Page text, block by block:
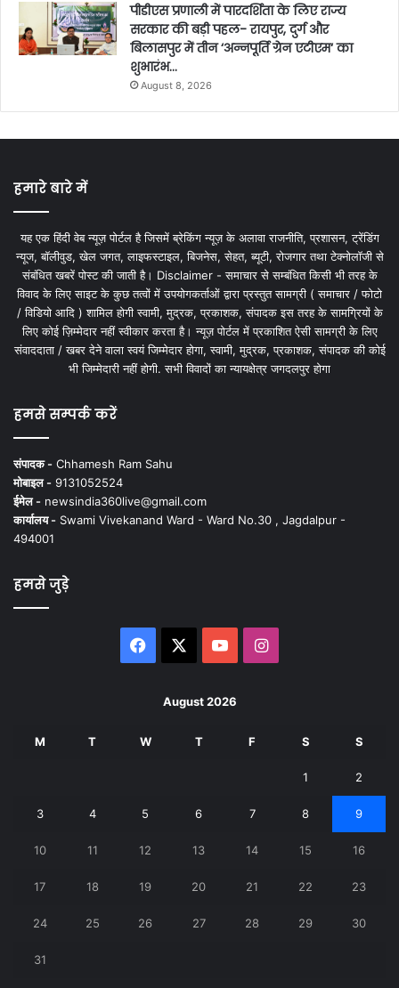
पीडीएस प्रणाली में पारदर्शिता के लिए राज्य
सरकार की बड़ी पहल- रायपुर, दुर्ग और
बिलासपुर में तीन ‘अन्नपूर्ति ग्रेन एटीएम‘ का
शुभारंभ…
August 8, 2026
हमारे बारे में
यह एक हिंदी वेब न्यूज़ पोर्टल है जिसमें ब्रेकिंग न्यूज़ के अलावा राजनीति, प्रशासन, ट्रेंडिंग
न्यूज, बॉलीवुड, खेल जगत, लाइफस्टाइल, बिजनेस, सेहत, ब्यूटी, रोजगार तथा टेक्नोलॉजी से
संबंधित खबरें पोस्ट की जाती है। Disclaimer - समाचार से सम्बंधित किसी भी तरह के
विवाद के लिए साइट के कुछ तत्वों में उपयोगकर्ताओं द्वारा प्रस्तुत सामग्री ( समाचार / फोटो
/ विडियो आदि ) शामिल होगी स्वामी, मुद्रक, प्रकाशक, संपादक इस तरह के सामग्रियों के
लिए कोई ज़िम्मेदार नहीं स्वीकार करता है। न्यूज़ पोर्टल में प्रकाशित ऐसी सामग्री के लिए
संवाददाता / खबर देने वाला स्वयं जिम्मेदार होगा, स्वामी, मुद्रक, प्रकाशक, संपादक की कोई
भी जिम्मेदारी नहीं होगी. सभी विवादों का न्यायक्षेत्र जगदलपुर होगा
हमसे सम्पर्क करें
संपादक - Chhamesh Ram Sahu
मोबाइल - 9131052524
ईमेल - newsindia360live@gmail.com
कार्यालय - Swami Vivekanand Ward - Ward No.30 , Jagdalpur -
494001
हमसे जुड़े
Facebook YouTubeInstagram
August 2026
M T W T F S S
1 2
3 4 5 6 7 8 9
10 11 12 13 14 15 16
17 18 19 20 21 22 23
24 25 26 27 28 29 30
31